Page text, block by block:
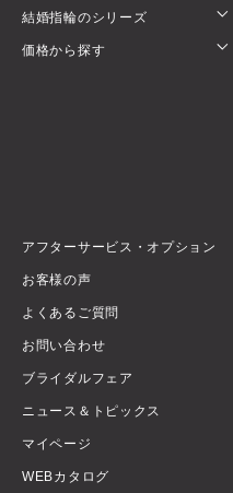
結婚指輪のシリーズ
価格から探す
アフターサービス・オプション
お客様の声
よくあるご質問
お問い合わせ
ブライダルフェア
ニュース＆トピックス
マイページ
WEBカタログ